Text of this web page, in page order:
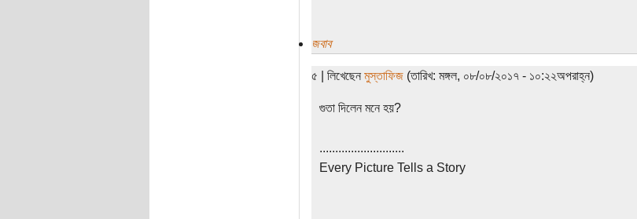
জবাব
৫ | লিখেছেন মুস্তাফিজ(তারিখ: মঙ্গল, ০৮/০৮/২০১৭ - ১০:২২অপরাহ্ন)
গুতা দিলেন মনে হয়?
...........................
Every Picture Tells a Story